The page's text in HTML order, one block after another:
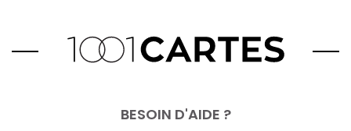
BESOIN D'AIDE ?